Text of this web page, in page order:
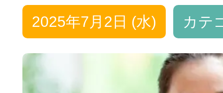
2025年7月2日 (水) カテ